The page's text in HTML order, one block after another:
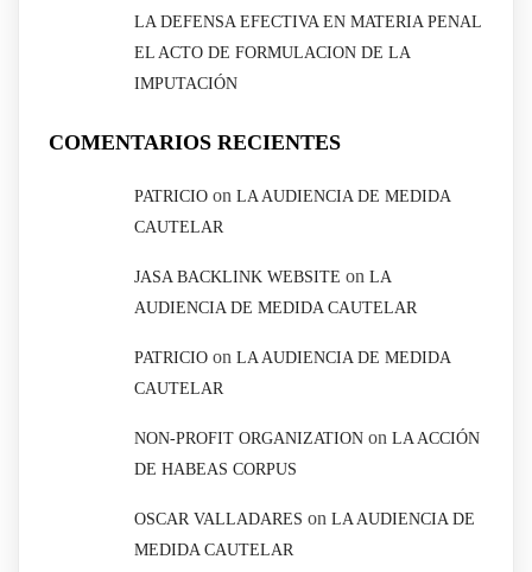
LA DEFENSA EFECTIVA EN MATERIA PENAL
EL ACTO DE FORMULACION DE LA
IMPUTACIÓN
COMENTARIOS RECIENTES
PATRICIO on LA AUDIENCIA DE MEDIDA
CAUTELAR
JASA BACKLINK WEBSITE on LA
AUDIENCIA DE MEDIDA CAUTELAR
PATRICIO on LA AUDIENCIA DE MEDIDA
CAUTELAR
NON-PROFIT ORGANIZATION on LA ACCIÓN
DE HABEAS CORPUS
OSCAR VALLADARES on LA AUDIENCIA DE
MEDIDA CAUTELAR